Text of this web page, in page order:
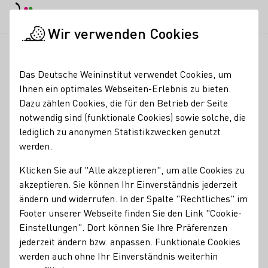
WeinMeditation – Ein
meditativer
Weinspaziergang in
Hainfeld
Registrierung erforderlich
Wenn im Außen alles hektisch wird, ist es wichtig die Ruhe
in sich selbst zu finden und ins Hier und Jetzt zu kommen.
Auf einem meditativen Spaziergang durch die Hainfelder
Weinberge erlernen Sie verschiedene Techniken der
Wir verwenden Cookies
Das Deutsche Weininstitut verwendet Cookies, um
Ihnen ein optimales Webseiten-Erlebnis zu bieten.
Dazu zählen Cookies, die für den Betrieb der Seite
notwendig sind (funktionale Cookies) sowie solche, die
lediglich zu anonymen Statistikzwecken genutzt
werden.
Klicken Sie auf "Alle akzeptieren", um alle Cookies zu
akzeptieren. Sie können Ihr Einverständnis jederzeit
ändern und widerrufen. In der Spalte "Rechtliches" im
Footer unserer Webseite finden Sie den Link "Cookie-
Einstellungen". Dort können Sie Ihre Präferenzen
jederzeit ändern bzw. anpassen. Funktionale Cookies
werden auch ohne Ihr Einverständnis weiterhin